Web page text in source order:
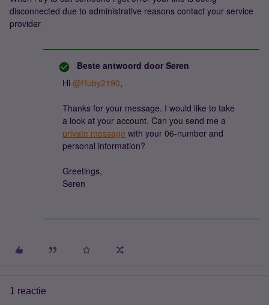
disconnected due to administrative reasons contact your service
provider
Beste antwoord door Seren
Hi @Ruby2190,
Thanks for your message. I would like to take
a look at your account. Can you send me a
private message with your 06-number and
personal information?
Greetings,
Seren
1 reactie